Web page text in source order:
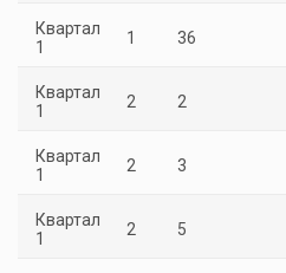
Квартал
1
1 36
Квартал
1
2 2
Квартал
1
2 3
Квартал
1
2 5